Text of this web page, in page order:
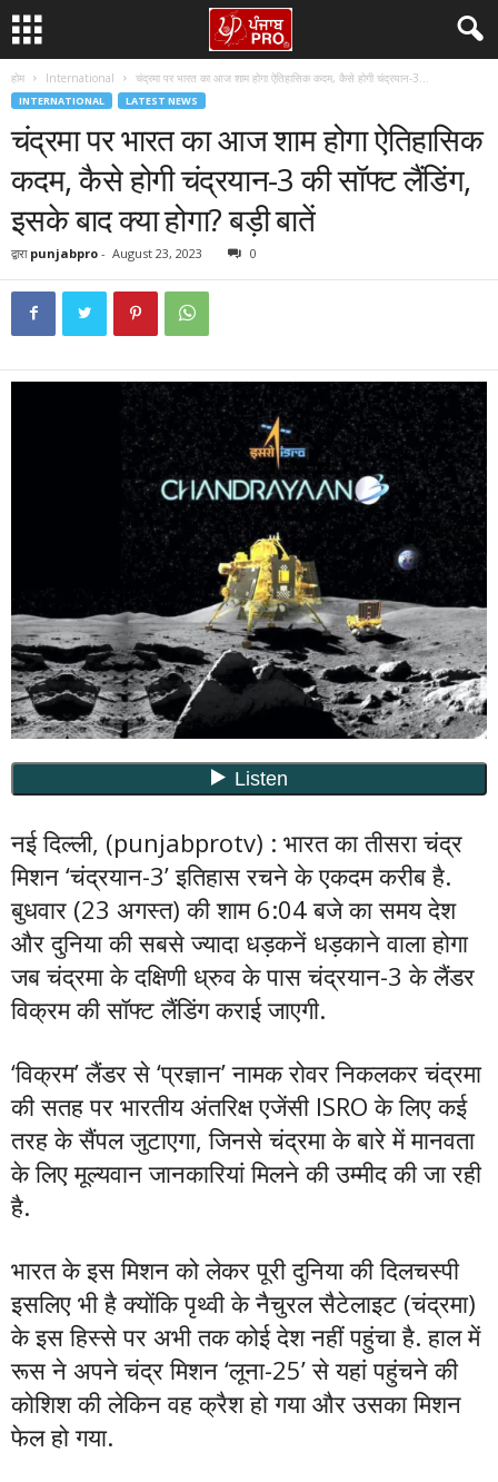
होम International चंद्रमा पर भारत का आज शाम होगा ऐतिहासिक कदम, कैसे होगी चंद्रयान-3...
INTERNATIONAL LATEST NEWS
चंद्रमा पर भारत का आज शाम होगा ऐतिहासिक
कदम, कैसे होगी चंद्रयान-3 की सॉफ्ट लैंडिंग,
इसके बाद क्या होगा? बड़ी बातें
द्वारा punjabpro - August 23, 2023 0
नई दिल्ली, (punjabprotv) : भारत का तीसरा चंद्र
मिशन ‘चंद्रयान-3’ इतिहास रचने के एकदम करीब है.
बुधवार (23 अगस्त) की शाम 6:04 बजे का समय देश
और दुनिया की सबसे ज्यादा धड़कनें धड़काने वाला होगा
जब चंद्रमा के दक्षिणी ध्रुव के पास चंद्रयान-3 के लैंडर
विक्रम की सॉफ्ट लैंडिंग कराई जाएगी.
‘विक्रम’ लैंडर से ‘प्रज्ञान’ नामक रोवर निकलकर चंद्रमा
की सतह पर भारतीय अंतरिक्ष एजेंसी ISRO के लिए कई
तरह के सैंपल जुटाएगा, जिनसे चंद्रमा के बारे में मानवता
के लिए मूल्यवान जानकारियां मिलने की उम्मीद की जा रही
है.
भारत के इस मिशन को लेकर पूरी दुनिया की दिलचस्पी
इसलिए भी है क्योंकि पृथ्वी के नैचुरल सैटेलाइट (चंद्रमा)
के इस हिस्से पर अभी तक कोई देश नहीं पहुंचा है. हाल में
रूस ने अपने चंद्र मिशन ‘लूना-25’ से यहां पहुंचने की
कोशिश की लेकिन वह क्रैश हो गया और उसका मिशन
फेल हो गया.